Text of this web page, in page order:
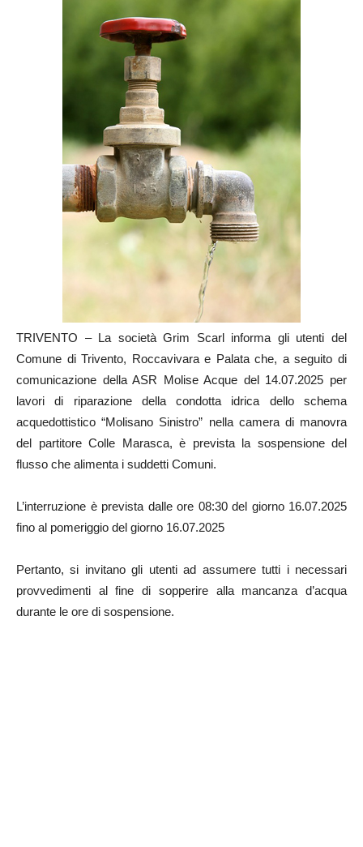
TRIVENTO – La società Grim Scarl informa gli utenti del
Comune di Trivento, Roccavivara e Palata che, a seguito di
comunicazione della ASR Molise Acque del 14.07.2025 per
lavori di riparazione della condotta idrica dello schema
acquedottistico “Molisano Sinistro” nella camera di manovra
del partitore Colle Marasca, è prevista la sospensione del
flusso che alimenta i suddetti Comuni.
L’interruzione è prevista dalle ore 08:30 del giorno 16.07.2025
fino al pomeriggio del giorno 16.07.2025
Pertanto, si invitano gli utenti ad assumere tutti i necessari
provvedimenti al fine di sopperire alla mancanza d’acqua
durante le ore di sospensione.